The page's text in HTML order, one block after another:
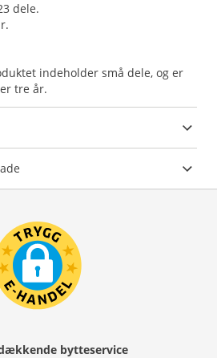
dele.
indeholder små dele, og er
tre år.
bytteservice